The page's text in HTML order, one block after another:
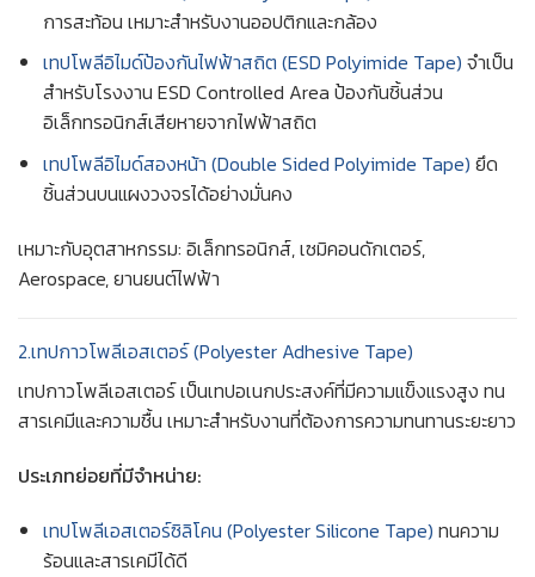
การสะท้อน เหมาะสำหรับงานออปติกและกล้อง
เทปโพลีอิไมด์ป้องกันไฟฟ้าสถิต (ESD Polyimide Tape) จำเป็น
สำหรับโรงงาน ESD Controlled Area ป้องกันชิ้นส่วน
อิเล็กทรอนิกส์เสียหายจากไฟฟ้าสถิต
เทปโพลีอิไมด์สองหน้า (Double Sided Polyimide Tape) ยึด
ชิ้นส่วนบนแผงวงจรได้อย่างมั่นคง
เหมาะกับอุตสาหกรรม: อิเล็กทรอนิกส์, เซมิคอนดักเตอร์,
Aerospace, ยานยนต์ไฟฟ้า
2.เทปกาวโพลีเอสเตอร์ (Polyester Adhesive Tape)
เทปกาวโพลีเอสเตอร์ เป็นเทปอเนกประสงค์ที่มีความแข็งแรงสูง ทน
สารเคมีและความชื้น เหมาะสำหรับงานที่ต้องการความทนทานระยะยาว
ประเภทย่อยที่มีจำหน่าย:
เทปโพลีเอสเตอร์ซิลิโคน (Polyester Silicone Tape) ทนความ
ร้อนและสารเคมีได้ดี